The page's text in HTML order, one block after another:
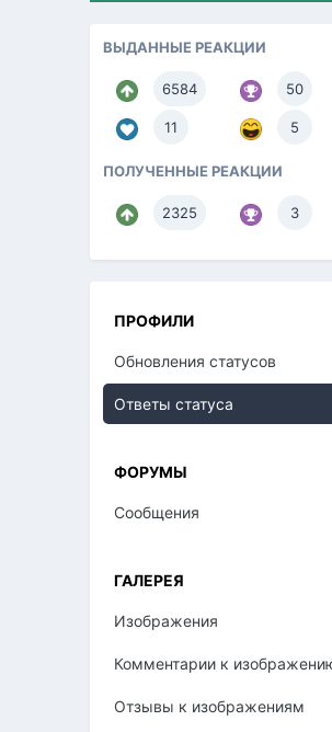
ВЫДАННЫЕ РЕАКЦИИ
6584 50
11 5
ПОЛУЧЕННЫЕ РЕАКЦИИ
2325 3
ПРОФИЛИ
Обновления статусов
Ответы статуса
ФОРУМЫ
Сообщения
ГАЛЕРЕЯ
Изображения
Комментарии к
Отзывы к изображениям